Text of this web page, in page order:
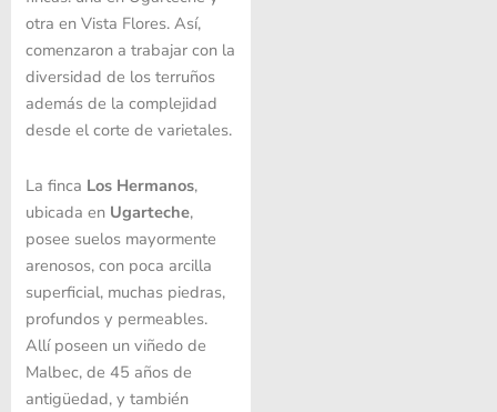
otra en Vista Flores. Así,
comenzaron a trabajar con la
diversidad de los terruños
además de la complejidad
desde el corte de varietales.
La finca Los Hermanos,
ubicada en Ugarteche,
posee suelos mayormente
arenosos, con poca arcilla
superficial, muchas piedras,
profundos y permeables.
Allí poseen un viñedo de
Malbec, de 45 años de
antigüedad, y también